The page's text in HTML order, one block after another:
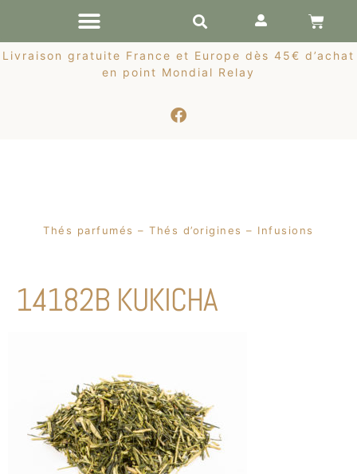
Livraison gratuite France et Europe dès 45€ d’achat
en point Mondial Relay
Thés parfumés – Thés d’origines – Infusions
14182B KUKICHA